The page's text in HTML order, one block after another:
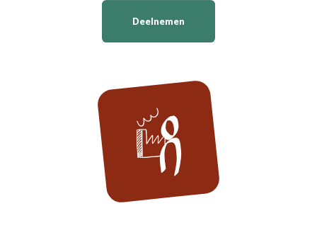
Deelnemen